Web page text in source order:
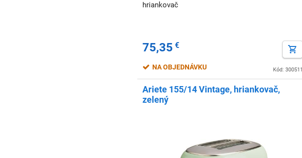
hriankovač
75,35 €
Kód: 300511
NA OBJEDNÁVKU
Ariete 155/14 Vintage, hriankovač,
zelený